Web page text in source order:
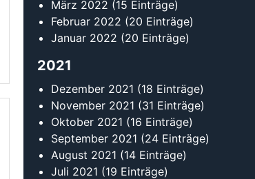
Mai 2021(14 Einträge)
April 2021(10 Einträge)
März 2021(12 Einträge)
Januar 2021
2020
Dezember 2020(8 Einträge)
November 2020 (7 Einträge)
Oktober 2020(7 Einträge)
September 2020(8 Einträge)